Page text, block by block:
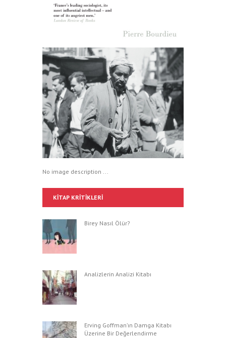
No image description ...
KITAP KRITIKLERI
Birey Nasıl Ölür?
Analizlerin Analizi Kitabı
Erving Goffman’ın Damga Kitabı
Üzerine Bir Değerlendirme